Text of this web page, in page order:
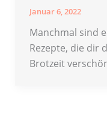
Januar 6, 2022
Manchmal sind
Rezepte, die dir
Brotzeit